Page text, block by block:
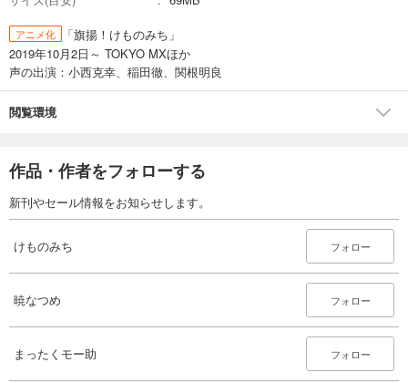
アニメ化
「旗揚！けものみち」
2019年10月2日～ TOKYO MXほか
声の出演：小西克幸、稲田徹、関根明良
閲覧環境
作品・作者をフォローする
新刊やセール情報をお知らせします。
けものみち フォロー
暁なつめ フォロー
まったくモー助 フォロー